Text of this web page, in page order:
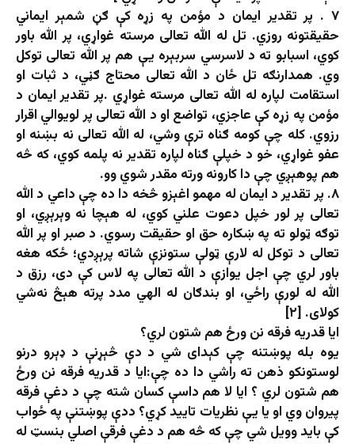
۷ . پر تقدیر ایمان د مؤمن په زړه کې ګڼ شمېر ایماني
حقیقتونه روزي. تل له الله تعالی مرسته غواړي، پر الله باور
کوي، اسبابو ته د لاسرسي سربېره یې هم پر الله تعالی توکل
وي. همدارنګه تل ځان د الله تعالی محتاج ګڼي، د ثبات او
استقامت لپاره له الله تعالی مرسته غواړي .پر تقدیر ایمان د
مؤمن په زړه کې عاجزي، تواضع او د الله تعالی پر لویوالي اقرار
رزوي. کله چې کومه ګناه ترې وشي، له الله تعالی نه بښنه او
عفو غواړي، خو د خپلې ګناه لپاره تقدیر نه پلمه کوي، که څه
هم پوهېږي چې دا کارونه ورته مقدر شوي وو.
۸. پر تقدیر د ایمان له مهمو اغېزو څخه دا ده چې داعي د الله
تعالی پر لور خپل دعوت علني کوي، له هېچا نه وېرېږي، او
توګه ټولو ته په ښکاره حق او حقیقت رسوي. د صبر او پر الله
تعالی د توکل له لارې ټولې ستونزې شاته پرېږدي؛ ځکه هغه
باور لري چې اجل یوازې د الله تعالی په لاس کې دی، رزق د
الله له لورې راځي، او بندګان له الهي مدد پرته هېڅ نه‌شي
کولای. [۲]
ایا قدریه فرقه نن ورځ هم شتون لري؟
یوه بله پوښتنه چې کېدای شي د دې څېړنې د ډېرو درنو
لوستونکو ذهن ته راشي دا ده چې:ایا د قدریه فرقه نن ورځ
هم شتون لري ؟ ایا لا هم داسې کسان شته چې د دغې فرقه
پیروان وي او یا یې نظریات تایید کړي؟ ددې پوښتنې په ځواب
کې باید وویل شي چې که څه هم د دغې فرقې اصلي بنسټ له